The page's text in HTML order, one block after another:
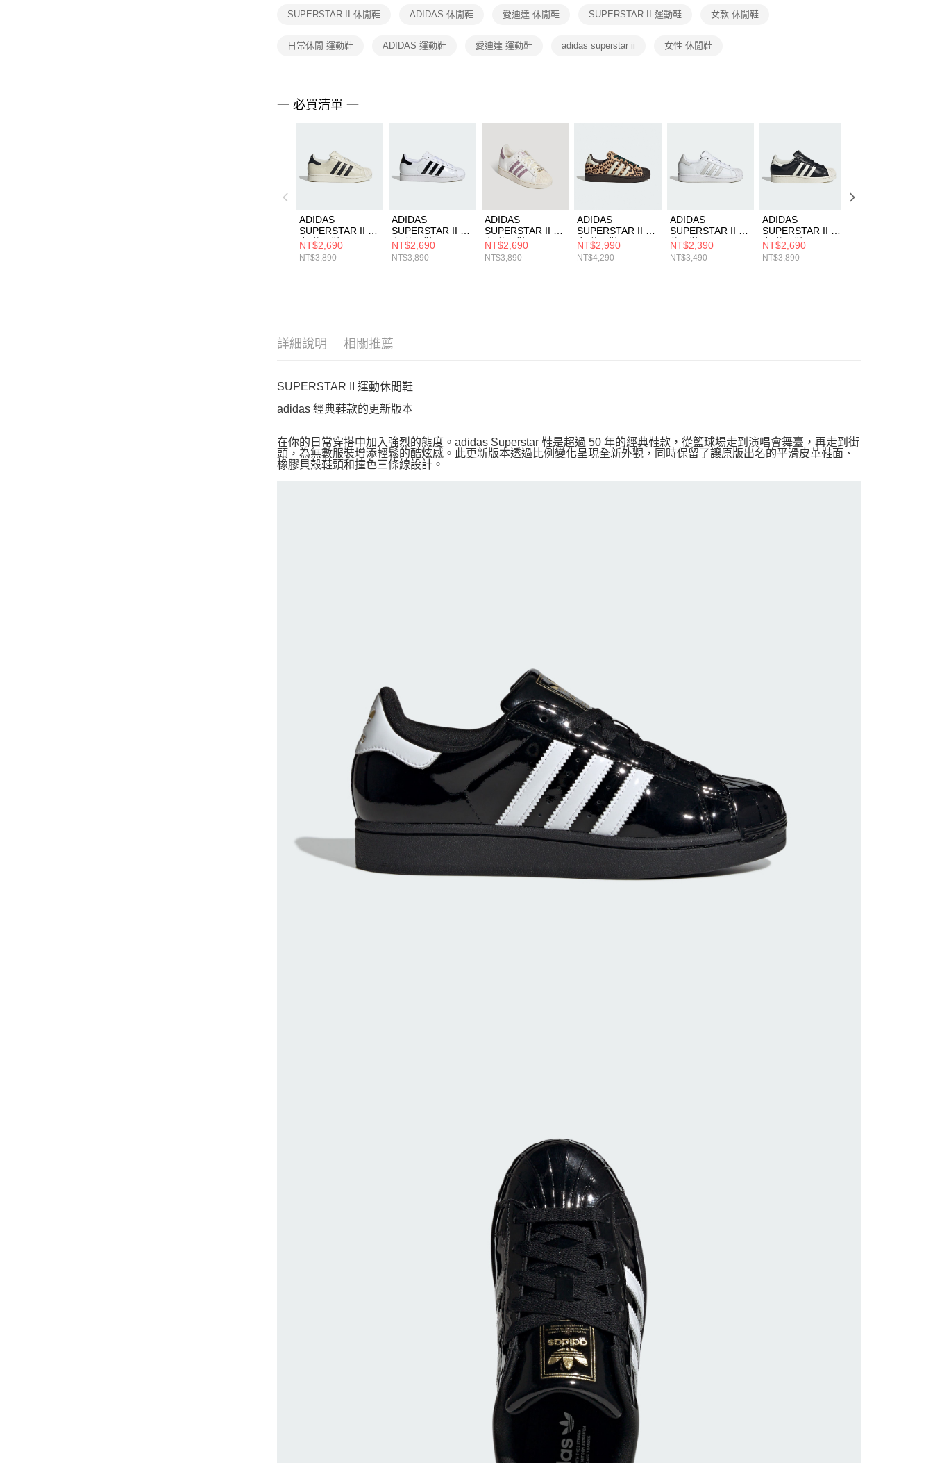
１．透過由恩沛科技股份有限公司提供之「AFTEE先享後付」服務完成之
交易，需依本服務之必要範圍內提供個人資料，並將交易相關給付款項請
２．關於個人資料處理事宜，請瀏覽以下網址：
形，恩沛科技股份有限公司將有權停止該用戶之使用額度並採取法律行
動。
SUPERSTAR II 休閒鞋 ADIDAS 休閒鞋 愛迪達 休閒鞋 SUPERSTAR II 運動鞋 女款 休閒鞋
日常休閒 運動鞋 ADIDAS 運動鞋 愛迪達 運動鞋 adidas superstar ii 女性 休閒鞋
一 必買清單 一
ADIDAS
SUPERSTAR II W
女 休閒鞋 JS4013
NT$2,690
NT$3,890
ADIDAS
SUPERSTAR II W
女 休閒鞋 JS4010
NT$2,690
NT$3,890
ADIDAS
SUPERSTAR II W
女 休閒鞋 KJ7300
NT$2,690
NT$3,890
ADIDAS
SUPERSTAR II W
女 休閒鞋 KI4203
NT$2,990
NT$4,290
ADIDAS
SUPERSTAR II 女
休閒鞋 JH7055
NT$2,390
NT$3,490
ADIDAS
SUPERSTAR II W
女 休閒鞋 JS4014
NT$2,690
NT$3,890
詳細說明 相關推薦
SUPERSTAR II 運動休閒鞋
adidas 經典鞋款的更新版本
在你的日常穿搭中加入強烈的態度。adidas Superstar 鞋是超過 50 年的經典鞋款，從籃球場走到演唱會舞臺，再走到街
頭，為無數服裝增添輕鬆的酷炫感。此更新版本透過比例變化呈現全新外觀，同時保留了讓原版出名的平滑皮革鞋面、
橡膠貝殼鞋頭和撞色三條線設計。